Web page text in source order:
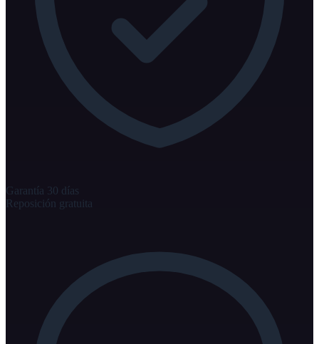
Garantía 30 días
Reposición gratuita